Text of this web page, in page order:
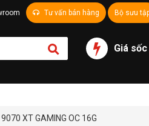
Tư vấn bán hàng Bộ sưu
Giá sốc
XT GAMING OC 16G